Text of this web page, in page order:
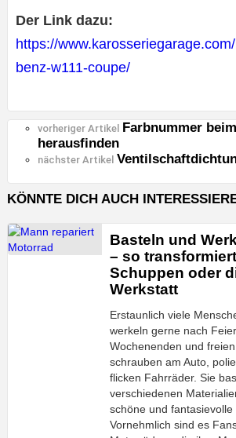
Der Link dazu:
https://
benz-w111-coupe/
See
more
vorheriger Artikel Farbnummer
herausfinden
nächster Artikel
KÖNNTE DICH AUCH
Basteln und
– so
Schuppen oder
Werkstatt
Erstaunlich viele
werkeln gerne nach
Wochenenden und
schrauben am Auto,
flicken Fahrräder. Sie
verschiedenen
schöne und fantasievolle
Vornehmlich sind es